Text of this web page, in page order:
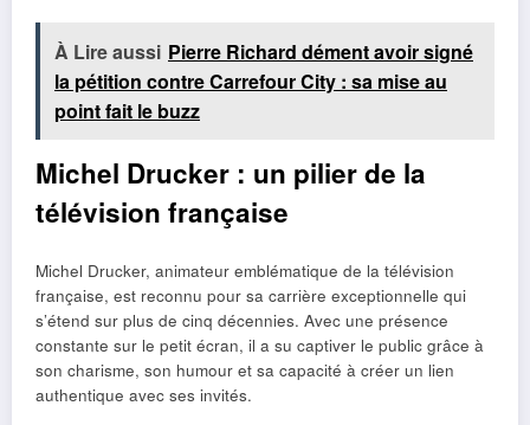
À Lire aussi Pierre Richard dément avoir signé
la pétition contre Carrefour City : sa mise au
point fait le buzz
Michel Drucker : un pilier de la
télévision française
Michel Drucker, animateur emblématique de la télévision
française, est reconnu pour sa carrière exceptionnelle qui
s’étend sur plus de cinq décennies. Avec une présence
constante sur le petit écran, il a su captiver le public grâce à
son charisme, son humour et sa capacité à créer un lien
authentique avec ses invités.